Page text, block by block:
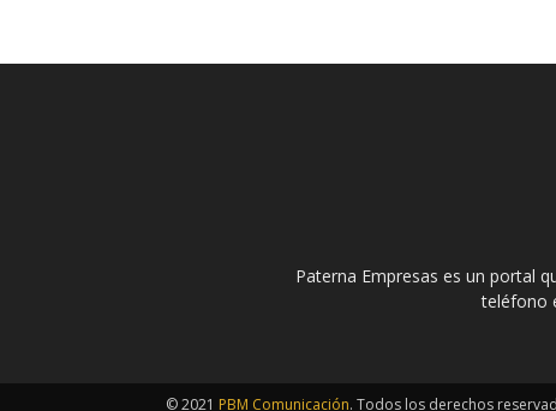
Paterna Empresas es un portal
teléfono
© 2021 PBM Comunicación. Todos los derechos